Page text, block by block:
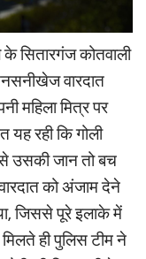
सितारगंज कोतवाली
वारदात
महिला मित्र पर
रही कि गोली
उसकी जान तो बच
को अंजाम देने
जिससे पूरे इलाके में
ही पुलिस टीम ने